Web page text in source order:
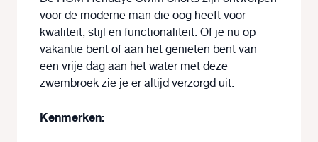
voor de moderne man die oog heeft voor
kwaliteit, stijl en functionaliteit. Of je nu op
vakantie bent of aan het genieten bent van
een vrije dag aan het water met deze
zwembroek zie je er altijd verzorgd uit.
Kenmerken: